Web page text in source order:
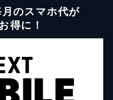
のスマホ代が
得に！